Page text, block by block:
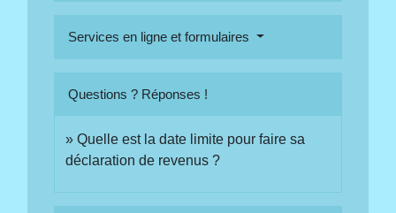
Services en ligne et formulaires
Questions ? Réponses !
Quelle est la date limite pour faire sa
déclaration de revenus ?